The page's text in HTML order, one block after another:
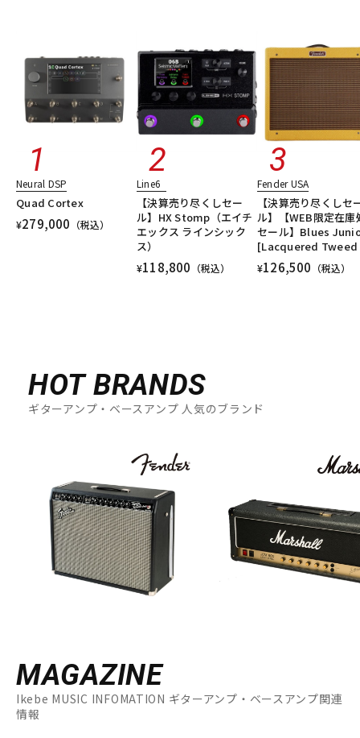
Neural DSP
Quad Cortex
¥279,000 （税込）
Line6
【決算売り尽くしセー
ル】HX Stomp（エイチ
エックス ラインシック
ス）
¥118,800 （税込）
Fender USA
【決算売り尽くしセ
ル】【WEB限定在庫
セール】Blues
[Lacquered
¥126,500 （税込）
HOT BRANDS
ギターアンプ・ベースアンプ 人気のブランド
MAGAZINE
Ikebe MUSIC INFOMATION ギターアンプ・ベースアンプ関連
情報